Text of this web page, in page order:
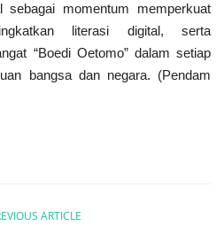
sebagai momentum memperkuat
literasi digital, serta
“Boedi Oetomo” dalam setiap
bangsa dan negara. (Pendam
ARTICLE